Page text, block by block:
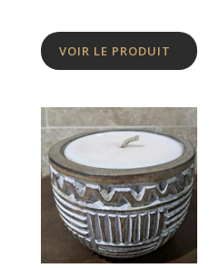
VOIR LE PRODUIT